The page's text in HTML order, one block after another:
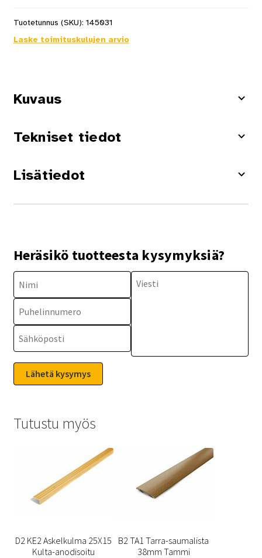
Tuotetunnus (SKU): 145031
Laske toimituskulujen arvio
Kuvaus
Tekniset tiedot
Lisätiedot
Heräsikö tuotteesta kysymyksiä?
Tutustu myös
D2 KE2 Askelkulma 25X15
Kulta-anodisoitu
B2 TA1 Tarra-saumalista
38mm Tammi